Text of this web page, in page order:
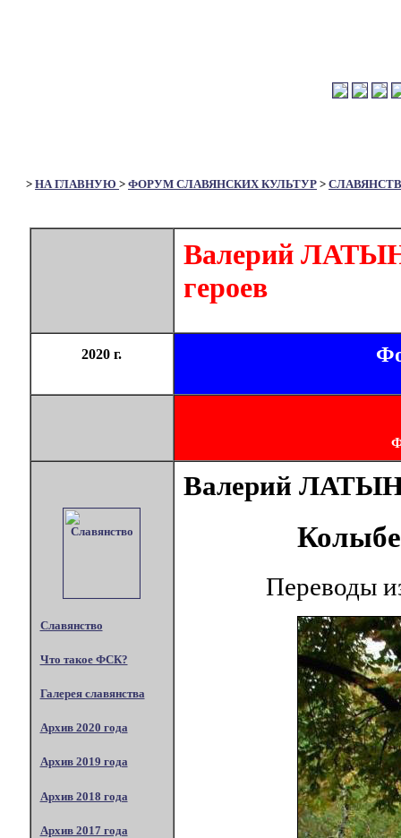
> НА ГЛАВНУЮ > ФОРУМ СЛАВЯНСКИХ КУЛЬТУР >
Валерий
героев
2020 г.
Славянство
Что такое ФСК?
Галерея славянства
Архив 2020 года
Архив 2019 года
Архив 2018 года
Архив 2017 года
Валерий
Переводы